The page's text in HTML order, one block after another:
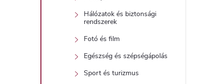
Hálózatok és biztonsági
rendszerek
Fotó és film
Egészség és szépségápolás
Sport és turizmus